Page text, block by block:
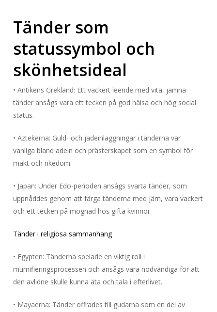
Tänder som
statussymbol och
skönhetsideal
• Antikens Grekland: Ett vackert leende med vita, jämna
tänder ansågs vara ett tecken på god hälsa och hög social
status.
• Aztekerna: Guld- och jadeinläggningar i tänderna var
vanliga bland adeln och prästerskapet som en symbol för
makt och rikedom.
• Japan: Under Edo-perioden ansågs svarta tänder, som
uppnåddes genom att färga tänderna med järn, vara vackert
och ett tecken på mognad hos gifta kvinnor.
Tänder i religiösa sammanhang
• Egypten: Tänderna spelade en viktig roll i
mumifieringsprocessen och ansågs vara nödvändiga för att
den avlidne skulle kunna äta och tala i efterlivet.
• Mayaerna: Tänder offrades till gudarna som en del av